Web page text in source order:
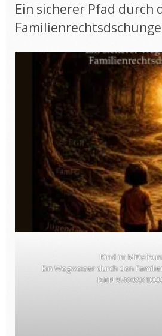
Ein sicherer Pfad durch
Kind im
Ein Wegweiser durch den
ISBN